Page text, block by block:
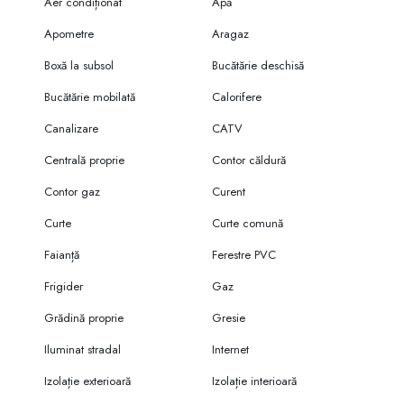
Apometre
Aragaz
Boxă la subsol
Bucătărie deschisă
Bucătărie mobilată
Calorifere
Canalizare
CATV
Centrală proprie
Contor căldură
Contor gaz
Curent
Curte
Curte comună
Faianță
Ferestre PVC
Frigider
Gaz
Grădină proprie
Gresie
Iluminat stradal
Internet
Izolație exterioară
Izolație interioară